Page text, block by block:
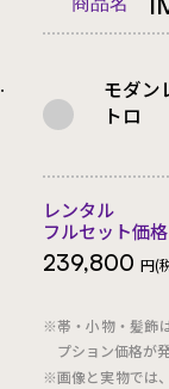
モダン
トロ
レンタル
フルセット価格
239,800 円(
※帯・小物・髪飾
プション価格が
※画像と実物では
.